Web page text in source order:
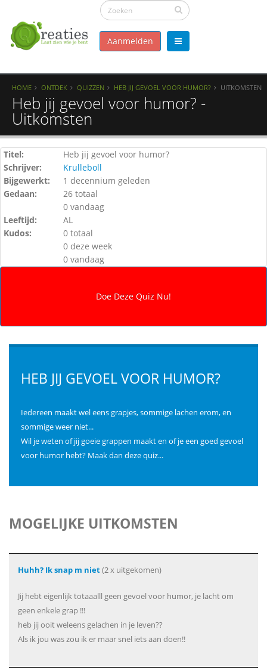
Aanmelden
HOME ONTDEK QUIZZEN HEB JIJ GEVOEL VOOR HUMOR? UITKOMSTEN
Heb jij gevoel voor humor? -
Uitkomsten
Titel:
Heb jij gevoel voor humor?
Schrijver:
Krulleboll
Bijgewerkt:
1 decennium geleden
Gedaan:
26 totaal
0 vandaag
Leeftijd:
AL
Kudos:
0 totaal
0 deze week
0 vandaag
HEB JIJ GEVOEL VOOR HUMOR?
Iedereen maakt wel eens grapjes, sommige lachen erom, en
sommige weer niet...
Wil je weten of jij goeie grappen maakt en of je een goed gevoel
voor humor hebt? Maak dan deze quiz...
MOGELIJKE UITKOMSTEN
Huhh? Ik snap m niet(2 x uitgekomen)
Jij hebt eigenlijk totaaalll geen gevoel voor humor, je lacht om
geen enkele grap !!!
heb jij ooit weleens gelachen in je leven??
Als ik jou was zou ik er maar snel iets aan doen!!